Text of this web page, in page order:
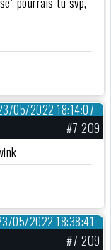
05/2022 18:14:07
#7 209
05/2022 18:38:41
#7 209